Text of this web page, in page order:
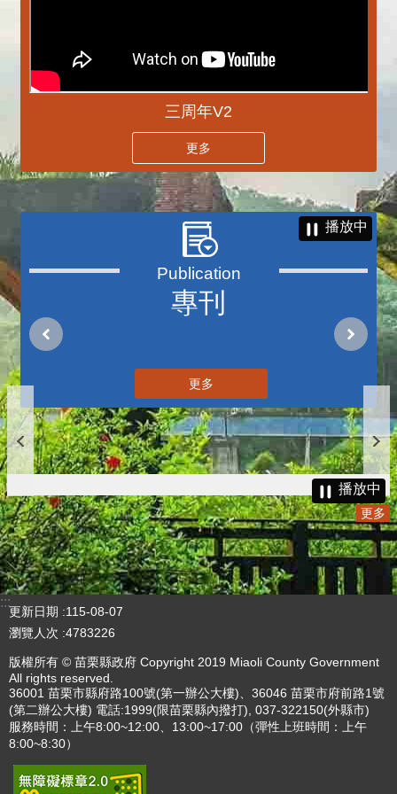
三周年V2
更多
專刊
播放中
更多
播放中
更多
:::
更新日期
115-08-07
瀏覽人次 4783226
版權所有 © 苗栗縣政府 Copyright 2019 Miaoli County Government
All rights reserved.
36001 苗栗市縣府路100號(第一辦公大樓)、36046 苗栗市府前路1號
(第二辦公大樓) 電話:1999(限苗栗縣內撥打), 037-322150(外縣市)
服務時間：上午8:00~12:00、13:00~17:00（彈性上班時間：上午
8:00~8:30）